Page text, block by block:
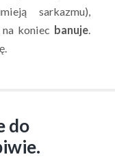
sarkazmu),
koniec banuje
do